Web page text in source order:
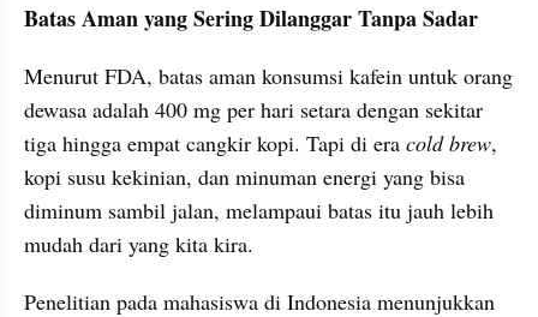
Batas Aman yang Sering Dilanggar Tanpa Sadar
Menurut FDA, batas aman konsumsi kafein untuk orang
dewasa adalah 400 mg per hari setara dengan sekitar
tiga hingga empat cangkir kopi. Tapi di era cold brew,
kopi susu kekinian, dan minuman energi yang bisa
diminum sambil jalan, melampaui batas itu jauh lebih
mudah dari yang kita kira.
Penelitian pada mahasiswa di Indonesia menunjukkan